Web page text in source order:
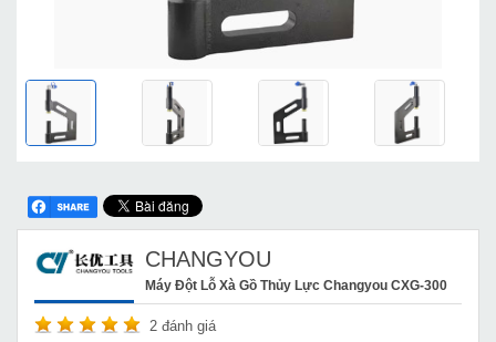
CHANGYOU
Máy Đột Lỗ Xà Gồ Thủy Lực Changyou CXG-300
2 đánh giá